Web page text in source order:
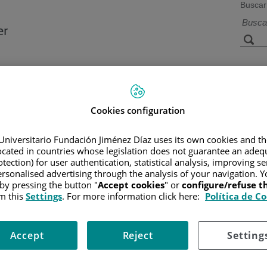
Buscar
Instalaciones y
/INFORMACIÓN Y SOPORTE AL PACIENTE /TIPOS DE
/ DIAGNÓSTICO DE LA LAL
en la analítica encontramos niveles altos de leucocitos y
los mencionados anteriormente, se debe de realizar
Cookies configuration
Fundación Jiménez Díaz uses its own cookies and
in countries whose legislation does not guarantee an
for user authentication, statistical analysis, improving
advertising through the analysis of your navigation.
pressing the button "Accept cookies" or configure/refuse
thisSettings. For more information click here: Política de
Reject
Accept